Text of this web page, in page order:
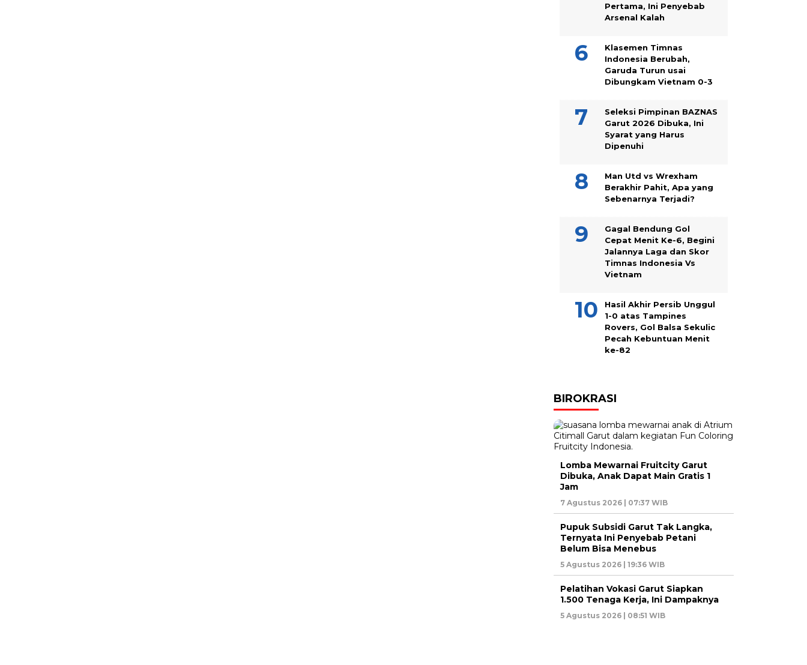
Pertama, Ini Penyebab
Arsenal Kalah
Klasemen Timnas
Indonesia Berubah,
Garuda Turun usai
Dibungkam Vietnam 0-3
Seleksi Pimpinan BAZNAS
Garut 2026 Dibuka, Ini
Syarat yang Harus
Dipenuhi
Man Utd vs Wrexham
Berakhir Pahit, Apa yang
Sebenarnya Terjadi?
Gagal Bendung Gol
Cepat Menit Ke-6, Begini
Jalannya Laga dan Skor
Timnas Indonesia Vs
Vietnam
Hasil Akhir Persib Unggul
1-0 atas Tampines
Rovers, Gol Balsa Sekulic
Pecah Kebuntuan Menit
ke-82
BIROKRASI
Lomba Mewarnai Fruitcity Garut
Dibuka, Anak Dapat Main Gratis 1
Jam
7 Agustus 2026 | 07:37 WIB
Pupuk Subsidi Garut Tak Langka,
Ternyata Ini Penyebab Petani
Belum Bisa Menebus
5 Agustus 2026 | 19:36 WIB
Pelatihan Vokasi Garut Siapkan
1.500 Tenaga Kerja, Ini Dampaknya
5 Agustus 2026 | 08:51 WIB